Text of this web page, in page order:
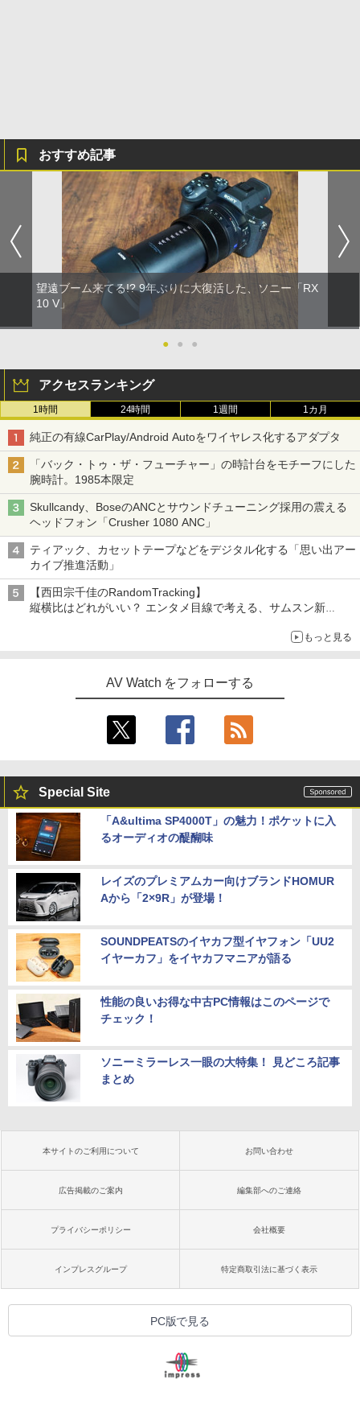
おすすめ記事
望遠ブーム来てる!? 9年ぶりに大復活した、ソニー「RX
10 V」
● ● ●
アクセスランキング
1時間 24時間 1週間 1カ月
純正の有線CarPlay/Android Autoをワイヤレス化するアダプタ
「バック・トゥ・ザ・フューチャー」の時計台をモチーフにした
腕時計。1985本限定
Skullcandy、BoseのANCとサウンドチューニング採用の震える
ヘッドフォン「Crusher 1080 ANC」
ティアック、カセットテープなどをデジタル化する「思い出アー
カイブ推進活動」
【西田宗千佳のRandomTracking】
縦横比はどれがいい？ エンタメ目線で考える、サムスン新
もっと見る
AV Watch をフォローする
Special Site
「A&ultima SP4000T」の魅力！ポケットに入
るオーディオの醍醐味
レイズのプレミアムカー向けブランドHOMUR
Aから「2×9R」が登場！
SOUNDPEATSのイヤカフ型イヤフォン「UU2
イヤーカフ」をイヤカフマニアが語る
性能の良いお得な中古PC情報はこのページで
チェック！
ソニーミラーレス一眼の大特集！ 見どころ記事
まとめ
本サイトのご利用について お問い合わせ
広告掲載のご案内 編集部へのご連絡
プライバシーポリシー 会社概要
インプレスグループ 特定商取引法に基づく表示
PC版で見る